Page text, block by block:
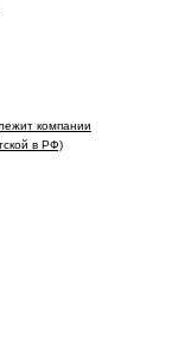
компании
в РФ)